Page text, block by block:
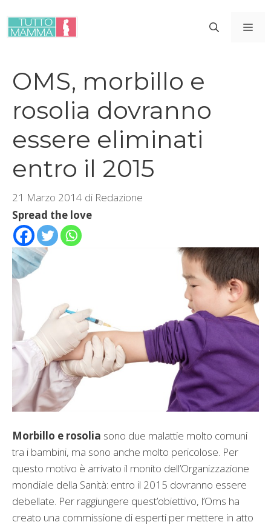
contenuto
OMS, morbillo e
rosolia dovranno
essere eliminati
entro il 2015
21 Marzo 2014 di Redazione
Spread the love
Morbillo e rosolia sono due malattie molto comuni
tra i bambini, ma sono anche molto pericolose. Per
questo motivo è arrivato il monito dell’Organizzazione
mondiale della Sanità: entro il 2015 dovranno essere
debellate. Per raggiungere quest’obiettivo, l’Oms ha
creato una commissione di esperti per mettere in atto